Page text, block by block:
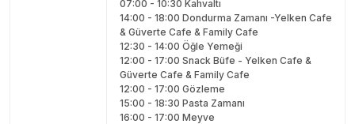
07:00 - 10:30 Kahvaltı
14:00 - 18:00 Dondurma Zamanı -Yelken Cafe
& Güverte Cafe & Family Cafe
12:30 - 14:00 Öğle Yemeği
12:00 - 17:00 Snack Büfe - Yelken Cafe &
Güverte Cafe & Family Cafe
12:00 - 17:00 Gözleme
15:00 - 18:30 Pasta Zamanı
16:00 - 17:00 Meyve